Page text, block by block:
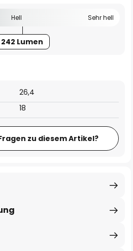
Hell Sehr hell
242 Lumen
26,4
18
zu diesem Artikel?